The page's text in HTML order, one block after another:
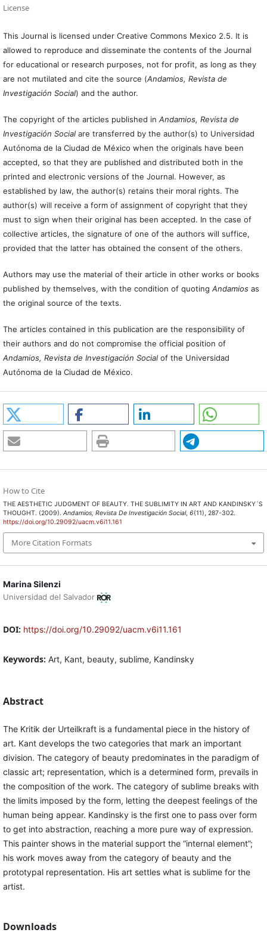
Marina Silenzi
Universidad del Salvador
DOI: https://doi.org/10.29092/uacm.v6i11.161
Keywords: Art, Kant, beauty, sublime, Kandinsky
Abstract
The Kritik der Urteilkraft is a fundamental piece in the history of
art. Kant develops the two categories that mark an important
division. The category of beauty predominates in the paradigm of
classic art; representation, which is a determined form, prevails in
the composition of the work. The category of sublime breaks with
the limits imposed by the form, letting the deepest feelings of the
human being appear. Kandinsky is the first one to pass over form
to get into abstraction, reaching a more pure way of expression.
This painter shows in the material support the “internal element”;
his work moves away from the category of beauty and the
prototypal representation. His art settles what is sublime for the
artist.
Downloads
License
This Journal is licensed under Creative Commons Mexico 2.5. It is
allowed to reproduce and disseminate the contents of the Journal
for educational or research purposes, not for profit, as long as they
are not mutilated and cite the source (Andamios, Revista de
Investigación Social) and the author.
The copyright of the articles published in Andamios, Revista de
Investigación Socialare transferred by the author(s) to Universidad
Autónoma de la Ciudad de México when the originals have been
accepted, so that they are published and distributed both in the
printed and electronic versions of the Journal. However, as
established by law, the author(s) retains their moral rights. The
author(s) will receive a form of assignment of copyright that they
must to sign when their original has been accepted. In the case of
collective articles, the signature of one of the authors will suffice,
provided that the latter has obtained the consent of the others.
Authors may use the material of their article in other works or books
published by themselves, with the condition of quoting Andamiosas
the original source of the texts.
The articles contained in this publication are the responsibility of
their authors and do not compromise the official position of
Andamios, Revista de Investigación Social of the Universidad
Autónoma de la Ciudad de México.
How to Cite
THE AESTHETIC JUDGMENT OF BEAUTY. THE SUBLIMITY IN ART AND KANDINSKY´S
THOUGHT. (2009). Andamios, Revista De Investigación Social, 6(11), 287-302.
https://doi.org/10.29092/uacm.v6i11.161
More Citation Formats